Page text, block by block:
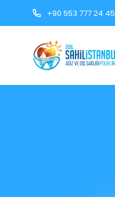
+90 553 777 24 45